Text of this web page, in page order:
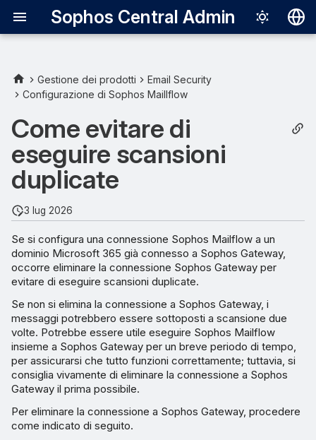
Sophos Central Admin
中文（繁體）
Cosa succede se entrambe
mantenute attive?
Gestione dei prodotti
Email Security
Configurazione di Sophos Maillflow
Come evitare di
eseguire scansioni
duplicate
3 lug 2026
Se si configura una connessione Sophos Mailflow a un
dominio Microsoft 365 già connesso a Sophos Gateway,
occorre eliminare la connessione Sophos Gateway per
evitare di eseguire scansioni duplicate.
Se non si elimina la connessione a Sophos Gateway, i
messaggi potrebbero essere sottoposti a scansione due
volte. Potrebbe essere utile eseguire Sophos Mailflow
insieme a Sophos Gateway per un breve periodo di tempo,
per assicurarsi che tutto funzioni correttamente; tuttavia, si
consiglia vivamente di eliminare la connessione a Sophos
Gateway il prima possibile.
Per eliminare la connessione a Sophos Gateway, procedere
come indicato di seguito.